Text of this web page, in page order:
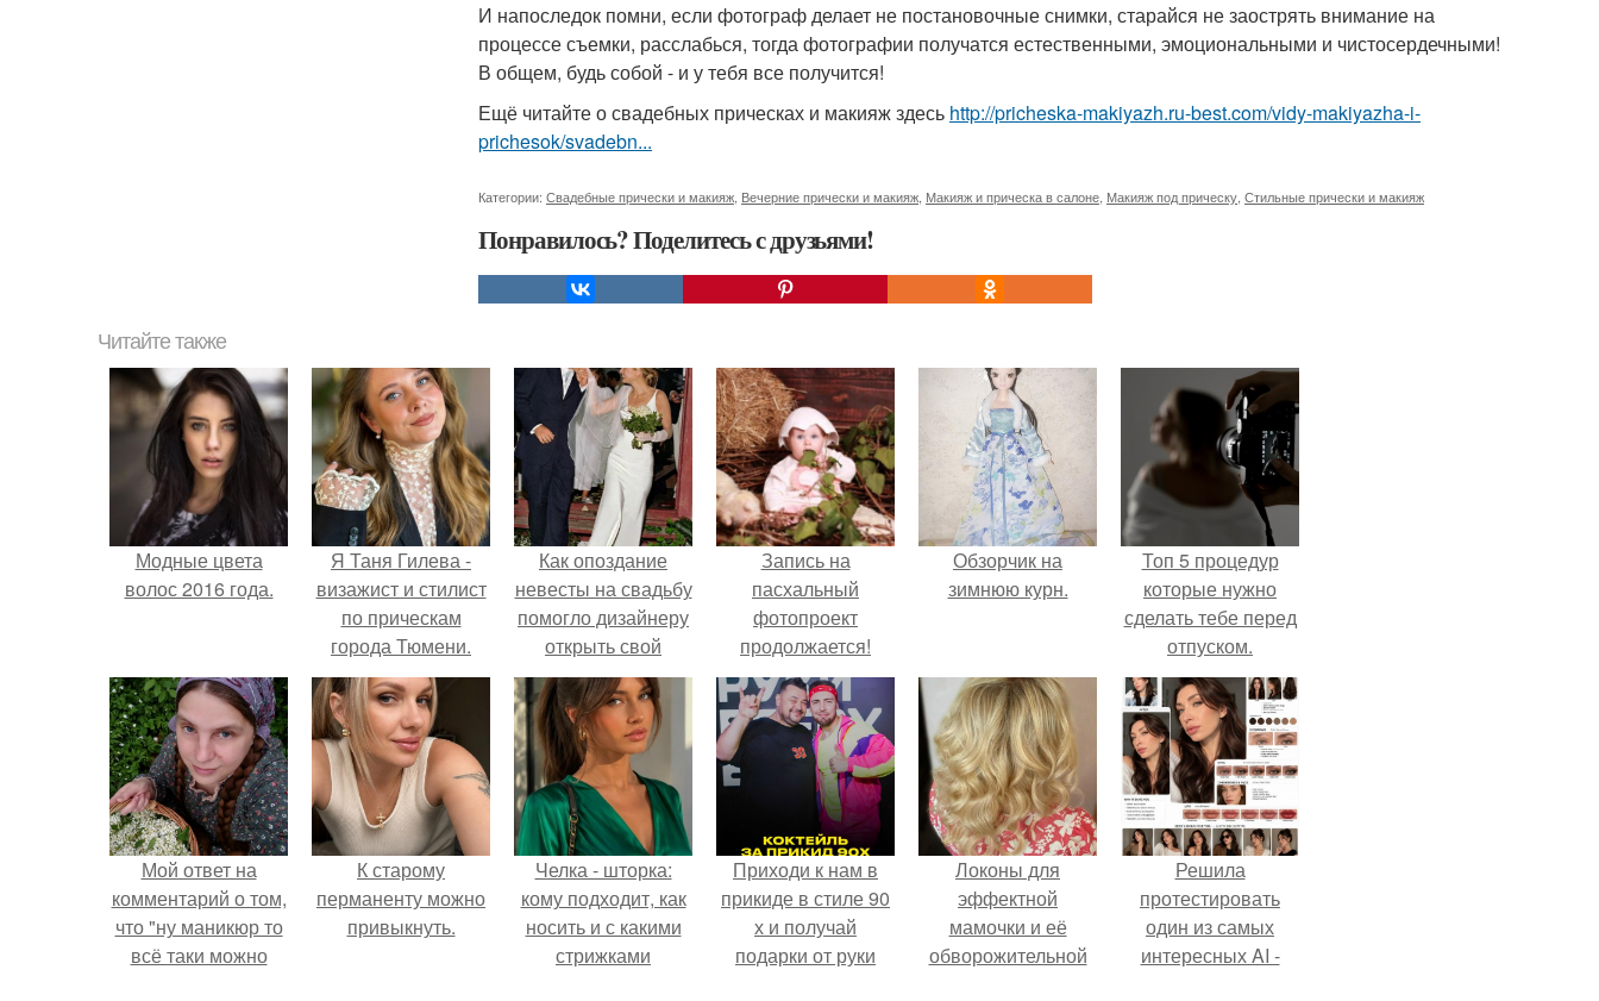
И напоследок помни, если фотограф делает не постановочные снимки, старайся не заострять внимание на
процессе съемки, расслабься, тогда фотографии получатся естественными, эмоциональными и чистосердечными!
В общем, будь собой - и у тебя все получится!
Ещё читайте о свадебных прическах и макияж здесь http://pricheska-makiyazh.ru-best.com/vidy-makiyazha-i-
prichesok/svadebn...
Категории: Свадебные прически и макияж Вечерние прически и макияж Макияж и прическа в салоне Макияж под прическу Стильные прически и макияж
Понравилось? Поделитесь с друзьями!
Читайте также
Модные цвета
волос 2016 года.
Я Таня Гилева -
визажист и стилист
по прическам
города Тюмени.
Как опоздание
невесты на свадьбу
помогло дизайнеру
открыть свой
бренд.
Запись на
пасхальный
фотопроект
продолжается!
Обзорчик на
зимнюю курн.
Топ 5 процедур
которые нужно
сделать тебе перед
отпуском.
Мой ответ на
комментарий о том,
что "ну маникюр то
всё таки можно
К старому
перманенту можно
привыкнуть.
Челка - шторка:
кому подходит, как
носить и с какими
стрижками
Приходи к нам в
прикиде в стиле 90
х и получай
подарки от руки
Локоны для
эффектной
мамочки и её
обворожительной
Решила
протестировать
один из самых
интересных AI -